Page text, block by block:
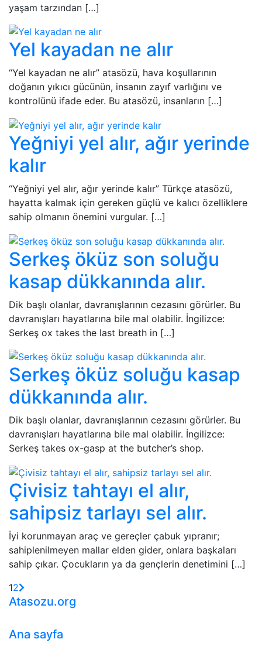
yaşam tarzından […]
Yel kayadan ne alır
“Yel kayadan ne alır” atasözü, hava koşullarının
doğanın yıkıcı gücünün, insanın zayıf varlığını ve
kontrolünü ifade eder. Bu atasözü, insanların […]
Yeğniyi yel alır, ağır yerinde
kalır
“Yeğniyi yel alır, ağır yerinde kalır” Türkçe atasözü,
hayatta kalmak için gereken güçlü ve kalıcı özelliklere
sahip olmanın önemini vurgular. […]
Serkeş öküz son soluğu
kasap dükkanında alır.
Dik başlı olanlar, davranışlarının cezasını görürler. Bu
davranışları hayatlarına bile mal olabilir. İngilizce:
Serkeş ox takes the last breath in […]
Serkeş öküz soluğu kasap
dükkanında alır.
Dik başlı olanlar, davranışlarının cezasını görürler. Bu
davranışları hayatlarına bile mal olabilir. İngilizce:
Serkeş takes ox-gasp at the butcher’s shop.
Çivisiz tahtayı el alır,
sahipsiz tarlayı sel alır.
İyi korunmayan araç ve gereçler çabuk yıpranır;
sahiplenilmeyen mallar elden gider, onlara başkaları
sahip çıkar. Çocukların ya da gençlerin denetimini […]
12
Atasozu.org
Ana sayfa